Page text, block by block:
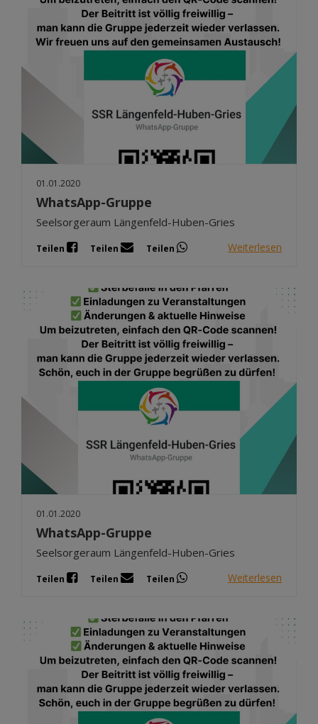
01.01.2020
WhatsApp-Gruppe
Seelsorgeraum Längenfeld-Huben-Gries
Teilen Teilen Teilen Weiterlesen
01.01.2020
WhatsApp-Gruppe
Seelsorgeraum Längenfeld-Huben-Gries
Teilen Teilen Teilen Weiterlesen